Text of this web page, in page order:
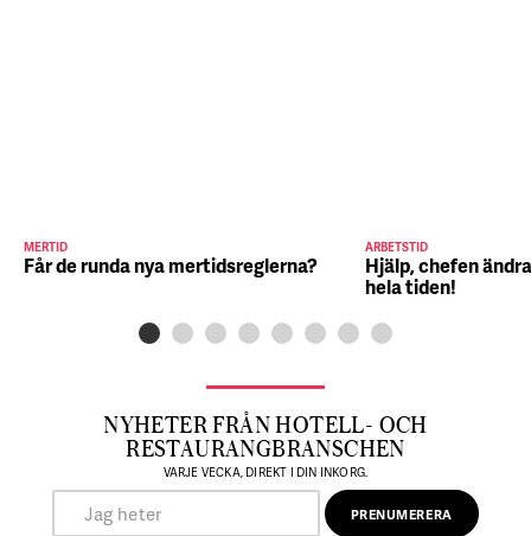
MERTID
Får de runda nya mertidsreglerna?
ARBETSTID
Hjälp, chefen
hela tiden!
NYHETER FRÅN HOTELL- OCH
RESTAURANGBRANSCHEN
VARJE VECKA, DIREKT I DIN INKORG.